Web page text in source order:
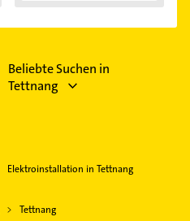
Beliebte Suchen in
Tettnang
Elektroinstallation in Tettnang
Tettnang